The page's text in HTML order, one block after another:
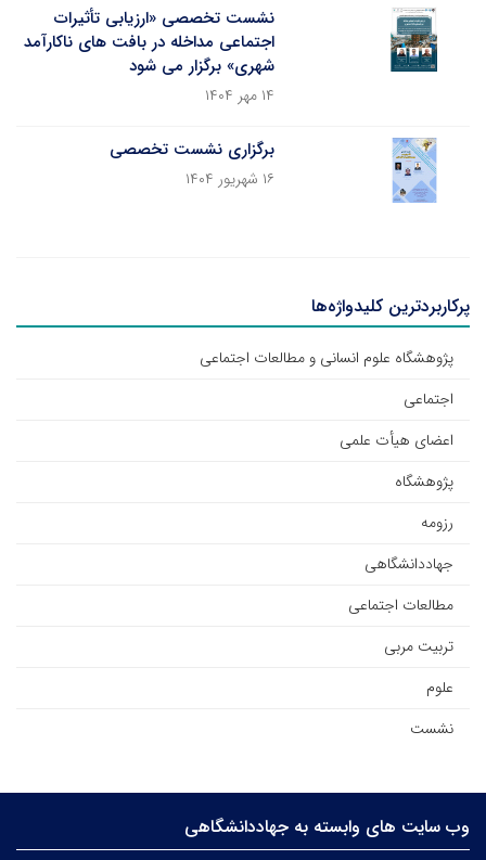
نشست تخصصی «ارزیابی تأثیرات
اجتماعی مداخله در بافت های ناکارآمد
شهری» برگزار می شود
۱۴ مهر ۱۴۰۴
برگزاری نشست تخصصی
۱۶ شهریور ۱۴۰۴
پرکاربردترین کلیدواژه‌ها
پژوهشگاه علوم انسانی و مطالعات اجتماعی
اجتماعی
اعضای هیأت علمی
پژوهشگاه
رزومه
جهاددانشگاهی
مطالعات اجتماعی
تربیت مربی
علوم
نشست
وب سایت های وابسته به جهاددانشگاهی